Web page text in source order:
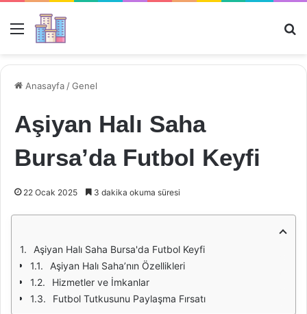
Menü
Anasayfa /Genel
Aşiyan Halı Saha
Bursa’da Futbol Keyfi
22 Ocak 2025 3 dakika okuma süresi
Aşiyan Halı Saha Bursa'da Futbol Keyfi
Aşiyan Halı Saha’nın Özellikleri
Hizmetler ve İmkanlar
Futbol Tutkusunu Paylaşma Fırsatı